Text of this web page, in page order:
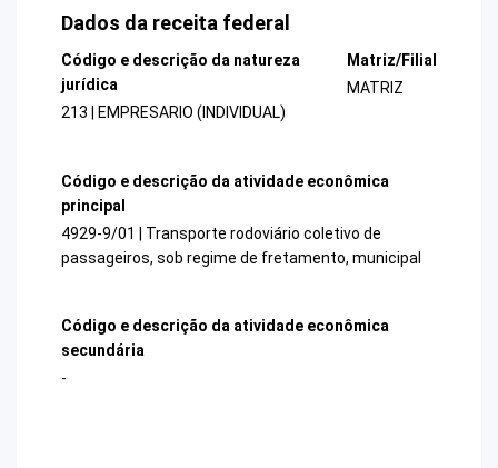
Dados da receita federal
Código e descrição da natureza
jurídica
213 | EMPRESARIO (INDIVIDUAL)
Matriz/Filial
MATRIZ
Código e descrição da atividade econômica
principal
4929-9/01 | Transporte rodoviário coletivo de
passageiros, sob regime de fretamento, municipal
Código e descrição da atividade econômica
secundária
-